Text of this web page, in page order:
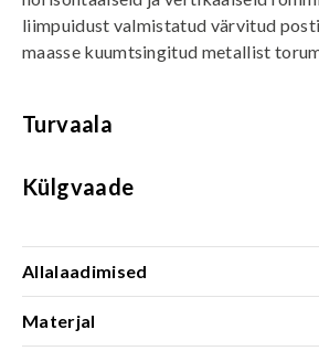
liimpuidust valmistatud värvitud
maasse kuumtsingitud metallist
Turvaala
Külgvaade
Allalaadimised
Materjal